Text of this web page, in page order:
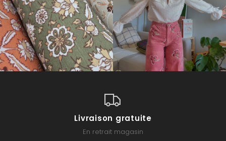
Livraison gratuite
En retrait magasin